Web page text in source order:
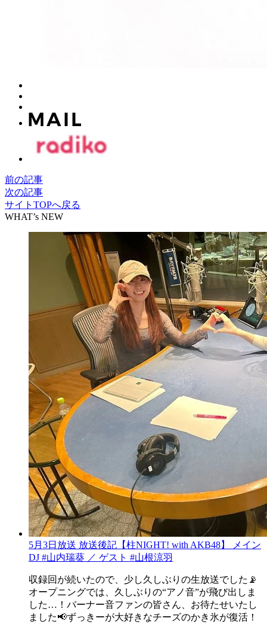
前の記事
次の記事
サイトTOPへ戻る
WHAT’s NEW
5月3日放送 放送後記【柱NIGHT! with AKB48】 メイン
DJ #山内瑞葵 ／ ゲスト #山根涼羽
収録回が続いたので、少し久しぶりの生放送でした📡
オープニングでは、久しぶりの“アノ音”が飛び出しま
した…！バーナー音ファンの皆さん、お待たせいたし
ました📢ずっきーが大好きなチーズのかき氷が復活！